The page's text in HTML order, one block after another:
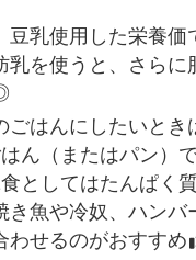
乳使用した栄養価
乳を使うと、さらに
ごはんにしたいとき
ん（またはパン）
としてはたんぱく
き魚や冷奴、ハンバ
わせるのがおすすめ